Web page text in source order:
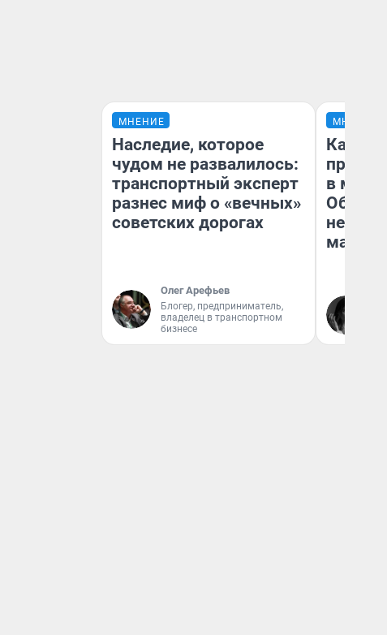
МНЕНИЕ
Наследие, которое
чудом не развалилось:
транспортный эксперт
разнес миф о «вечных»
советских дорогах
Олег Арефьев
Блогер, предприниматель,
владелец в транспортном
бизнесе
МНЕНИЕ
Какие
в
Обзор